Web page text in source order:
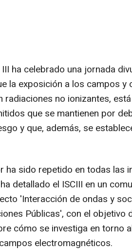
ha celebrado una jornada
la exposición a los campos y
radiaciones no ionizantes,
que se mantienen por
y que, además, se
ha sido repetido en todas las
detallado el ISCIII en un
'Interacción de ondas y
Públicas', con el objetivo
cómo se investiga en torno
electromagnéticos.